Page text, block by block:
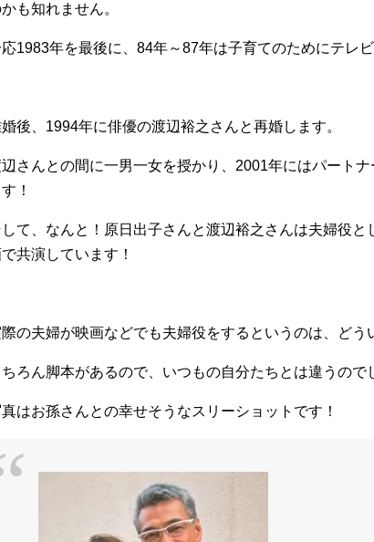
も知れません。
1983年を最後に、84年～87年は子育てのためにテレ
後、1994年に俳優の渡辺裕之さんと再婚します。
さんとの間に一男一女を授かり、2001年にはパート
！
て、なんと！原日出子さんと渡辺裕之さんは夫婦役と
共演しています！
の夫婦が映画などでも夫婦役をするというのは、どう
ちろん脚本があるので、いつもの自分たちとは違うので
はお孫さんとの幸せそうなスリーショットです！